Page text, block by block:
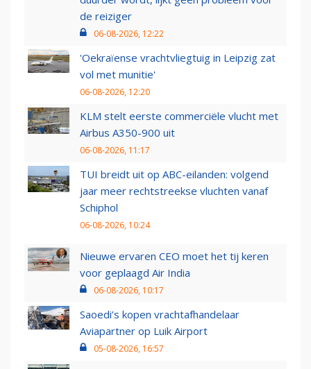
de reiziger
06-08-2026, 12:22
'Oekraïense vrachtvliegtuig in Leipzig zat
vol met munitie'
06-08-2026, 12:20
KLM stelt eerste commerciële vlucht met
Airbus A350-900 uit
06-08-2026, 11:17
TUI breidt uit op ABC-eilanden: volgend
jaar meer rechtstreekse vluchten vanaf
Schiphol
06-08-2026, 10:24
Nieuwe ervaren CEO moet het tij keren
voor geplaagd Air India
06-08-2026, 10:17
Saoedi’s kopen vrachtafhandelaar
Aviapartner op Luik Airport
05-08-2026, 16:57